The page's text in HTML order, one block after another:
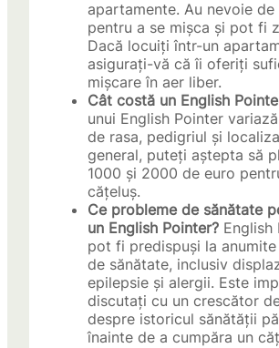
apartamente. Au nevoie de
pentru a se mișca și pot fi
Dacă locuiți într-un
asigurați-vă că îi oferiți
mișcare în aer liber.
Cât costă un English
unui English Pointer
de rasa, pedigriul și
general, puteți aștepta să
1000 și 2000 de euro
cățeluș.
Ce probleme de sănătate
un English Pointer? English
pot fi predispuși la
de sănătate, inclusiv
epilepsie și alergii. Este
discutați cu un crescător
despre istoricul sănătății
înainte de a cumpăra un